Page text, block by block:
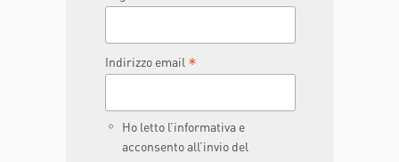
Indirizzo email *
Ho letto l’informativa e
acconsento all’invio del